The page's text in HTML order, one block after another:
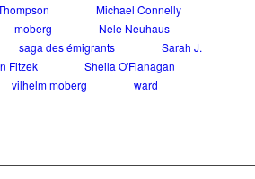
Michael Connelly
moberg
Nele Neuhaus
saga des émigrants
Sarah J.
Fitzek
Sheila O'Flanagan
vilhelm moberg ward